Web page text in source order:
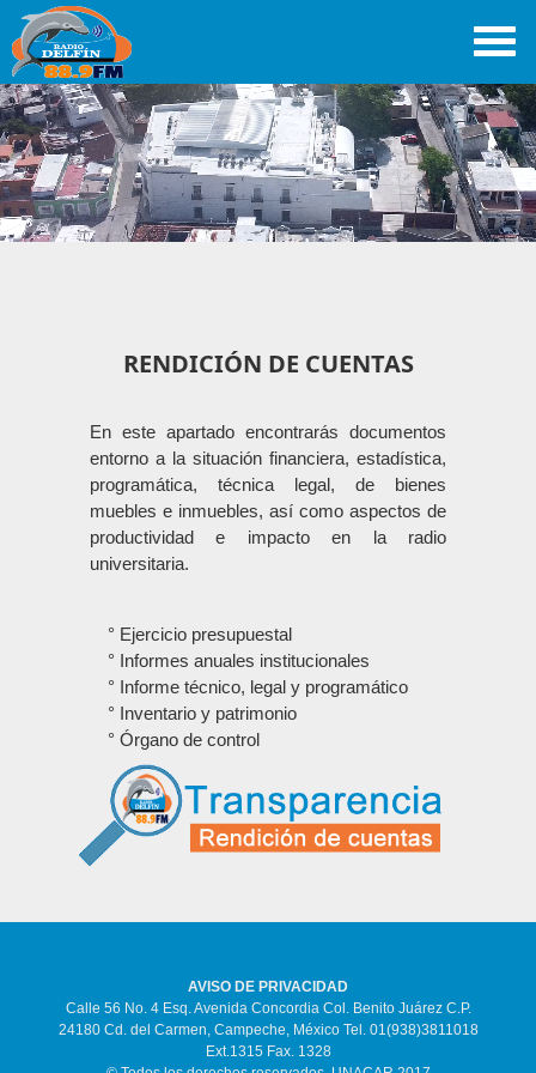
RENDICIÓN DE CUENTAS
En este apartado encontrarás documentos
entorno a la situación financiera, estadística,
programática, técnica legal, de bienes
muebles e inmuebles, así como aspectos de
productividad e impacto en la radio
universitaria.
° Ejercicio presupuestal
° Informes anuales institucionales
° Informe técnico, legal y programático
° Inventario y patrimonio
° Órgano de control
AVISO DE PRIVACIDAD
Calle 56 No. 4 Esq. Avenida Concordia Col. Benito Juárez C.P.
24180 Cd. del Carmen, Campeche, México Tel. 01(938)3811018
Ext.1315 Fax. 1328